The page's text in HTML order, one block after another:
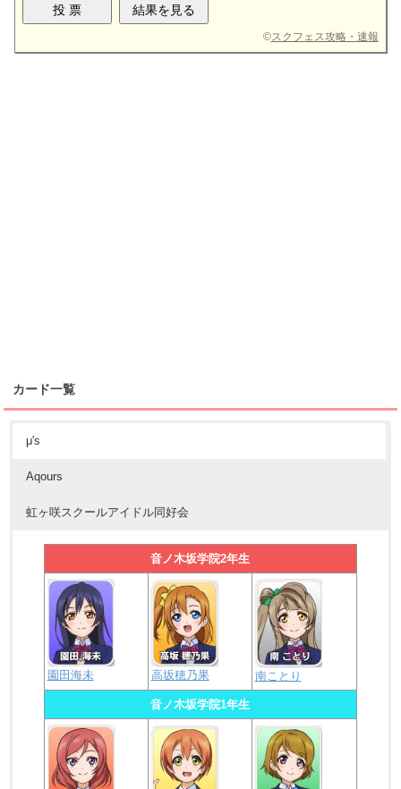
©スクフェス攻略・速報
カード一覧
μ's
Aqours
虹ヶ咲スクールアイドル同好会
音ノ木坂学院2年生
園田海未 高坂穂乃果 南ことり
音ノ木坂学院1年生